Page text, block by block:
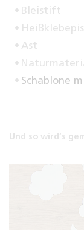
Bleistift
Ast
Schablone
Und so wird’s